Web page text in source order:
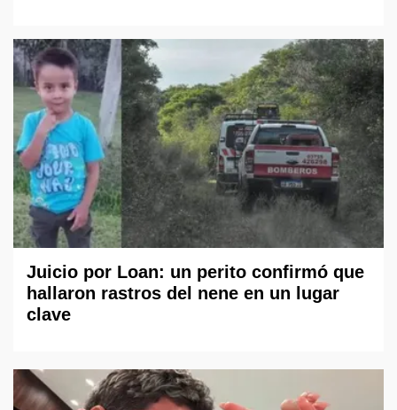
Juicio por Loan: un perito confirmó que
hallaron rastros del nene en un lugar
clave